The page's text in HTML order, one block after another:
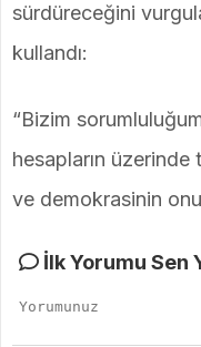
sürdüreceğini
kullandı:
“Bizim
hesapların
ve demokrasinin
İlk Yorumu Sen